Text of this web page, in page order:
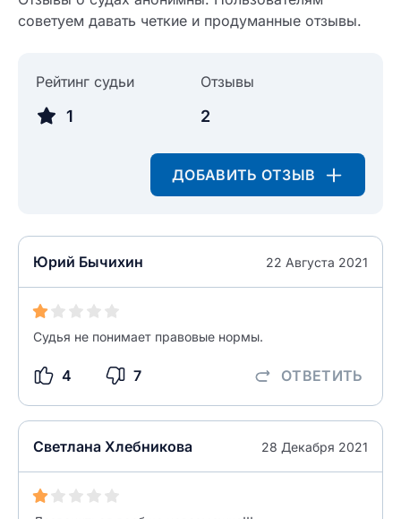
советуем давать четкие и продуманные отзывы.
Рейтинг судьи
1
Отзывы
2
ДОБАВИТЬ ОТЗЫВ
Юрий Бычихин 22 Августа 2021
Судья не понимает правовые нормы.
4 7 ОТВЕТИТЬ
Светлана Хлебникова 28 Декабря 2021
Введите свой e-mail
разрешить публикацию отзыва
Введите свое имя
Введите свой номер телефона
разрешить публикацию отзыва
ОСТАВИТЬ ОТЗЫВ
Название населенного пункта